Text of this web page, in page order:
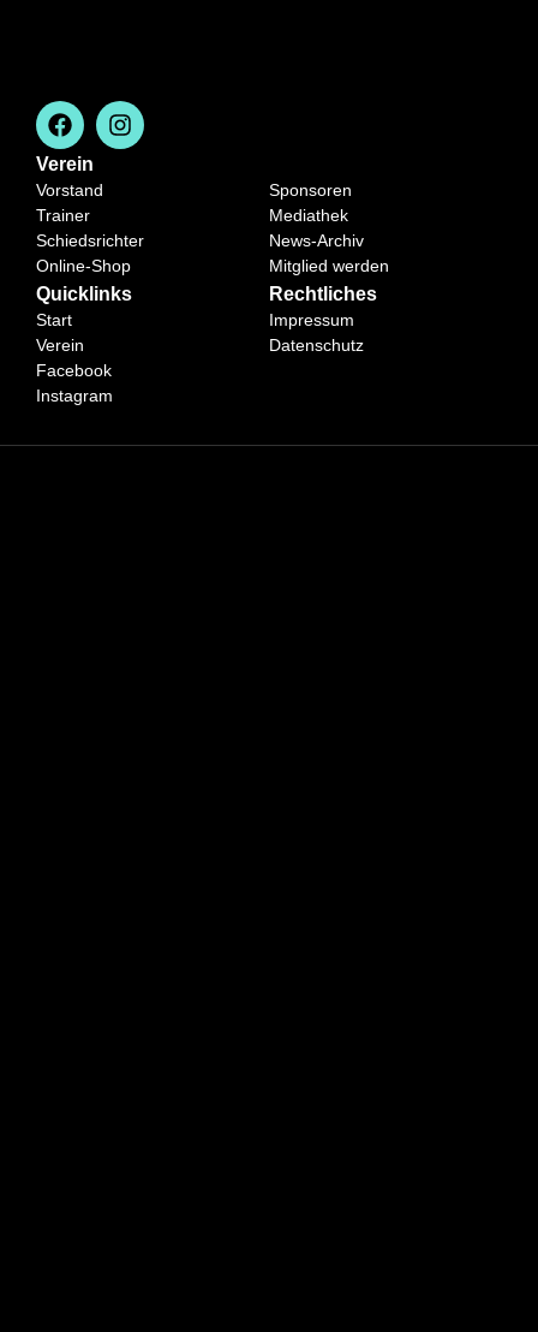
Quicklinks
Start
Verein
Facebook
Instagram
Verein
Vorstand
Trainer
Schiedsrichter
Online-Shop
Sponsoren
Mediathek
News-Archiv
Mitglied werden
Rechtliches
Impressum
Datenschutz